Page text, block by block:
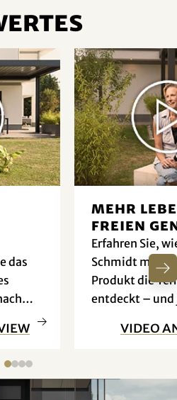
das
Mehr
Freien
Erfahren Sie,
Schmidt mit
Produkt die
entdeckt – und
Video